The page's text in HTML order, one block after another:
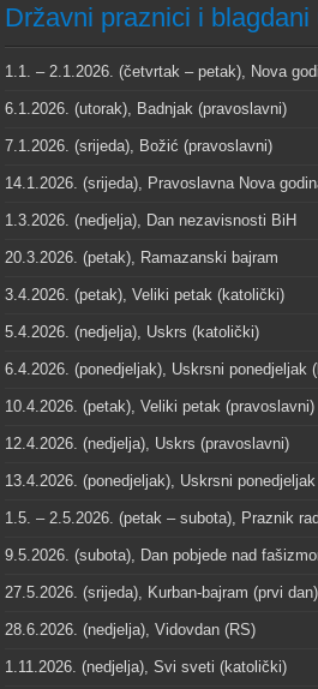
Državni praznici i
1.1. – 2.1.2026. (četvrtak – petak), Nova
6.1.2026. (utorak), Badnjak (pravoslavni)
7.1.2026. (srijeda), Božić (pravoslavni)
14.1.2026. (srijeda), Pravoslavna Nova
1.3.2026. (nedjelja), Dan nezavisnosti BiH
20.3.2026. (petak), Ramazanski bajram
3.4.2026. (petak), Veliki petak (katolički)
5.4.2026. (nedjelja), Uskrs (katolički)
6.4.2026. (ponedjeljak), Uskrsni ponedjeljak
10.4.2026. (petak), Veliki petak (pravoslavni)
12.4.2026. (nedjelja), Uskrs (pravoslavni)
13.4.2026. (ponedjeljak), Uskrsni
1.5. – 2.5.2026. (petak – subota), Praznik
9.5.2026. (subota), Dan pobjede nad
27.5.2026. (srijeda), Kurban-bajram (prvi dan)
28.6.2026. (nedjelja), Vidovdan (RS)
1.11.2026. (nedjelja), Svi sveti (katolički)